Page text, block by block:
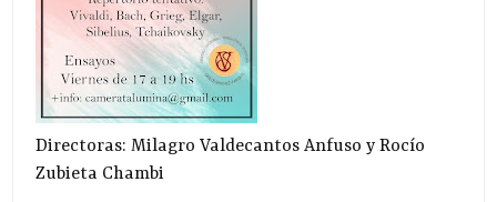
Directoras: Milagro Valdecantos Anfuso y Rocío
Zubieta Chambi